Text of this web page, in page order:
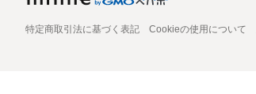
特定商取引法に基づく表記 Cookieの使用について